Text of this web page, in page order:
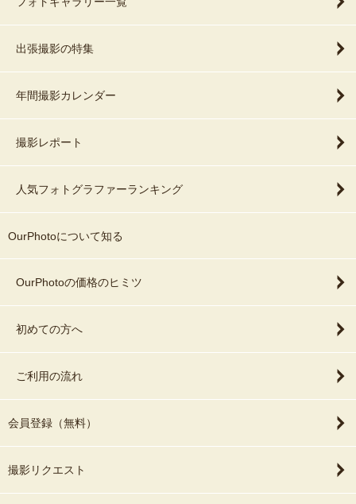
出張撮影の特集
年間撮影カレンダー
撮影レポート
人気フォトグラファーランキング
OurPhotoについて知る
OurPhotoの価格のヒミツ
初めての方へ
ご利用の流れ
会員登録（無料）
撮影リクエスト